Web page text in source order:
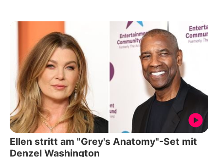
Ellen stritt am "Grey's Anatomy"-Set mit
Denzel Washington